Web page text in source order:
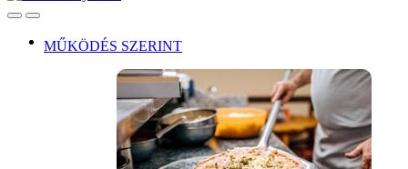
OpenClose
MŰKÖDÉS SZERINT